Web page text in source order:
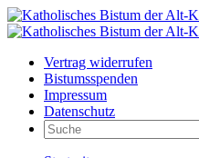
Vertrag widerrufen
Bistumsspenden
Impressum
Datenschutz